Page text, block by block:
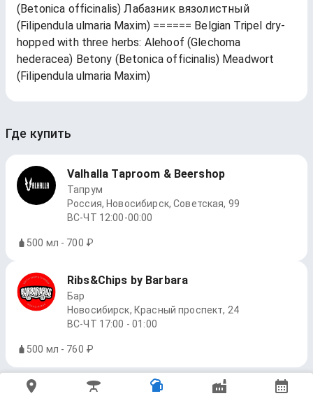
(Betonica officinalis) Лабазник вязолистный
(Filipendula ulmaria Maxim) ====== Belgian Tripel dry-
hopped with three herbs: Alehoof (Glechoma
hederacea) Betony (Betonica officinalis) Meadwort
(Filipendula ulmaria Maxim)
Где купить
Valhalla Taproom & Beershop
Тапрум
Россия, Новосибирск, Советская, 99
ВС-ЧТ 12:00-00:00
500 мл - 700 ₽
Ribs&Chips by Barbara
Бар
Новосибирск, Красный проспект, 24
ВС-ЧТ 17:00 - 01:00
500 мл - 760 ₽